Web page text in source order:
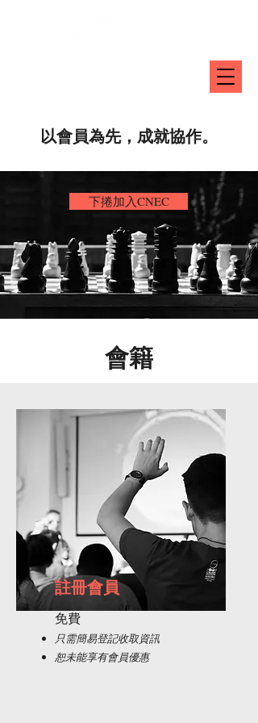
以會員為先，成就協作。
下捲加入CNEC
會籍
註冊會員
免費
只需簡易登記收取資訊
恕未能享有會員優惠